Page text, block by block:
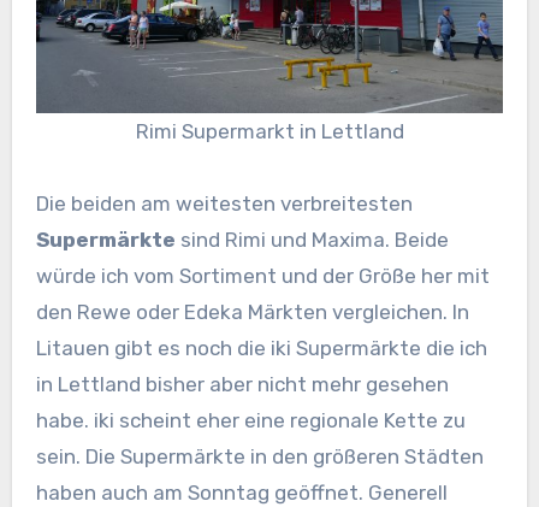
Rimi Supermarkt in Lettland
Die beiden am weitesten verbreitesten
Supermärkte sind Rimi und Maxima. Beide
würde ich vom Sortiment und der Größe her mit
den Rewe oder Edeka Märkten vergleichen. In
Litauen gibt es noch die iki Supermärkte die ich
in Lettland bisher aber nicht mehr gesehen
habe. iki scheint eher eine regionale Kette zu
sein. Die Supermärkte in den größeren Städten
haben auch am Sonntag geöffnet. Generell